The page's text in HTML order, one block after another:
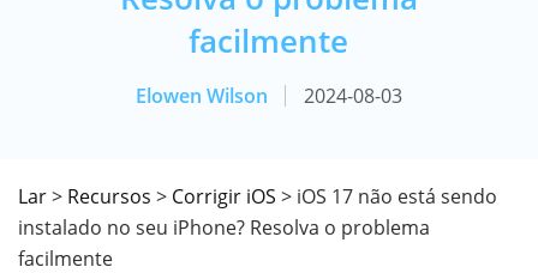
facilmente
Elowen Wilson 2024-08-03
Lar> Recursos > Corrigir iOS > iOS 17 não está sendo
instalado no seu iPhone? Resolva o problema
facilmente